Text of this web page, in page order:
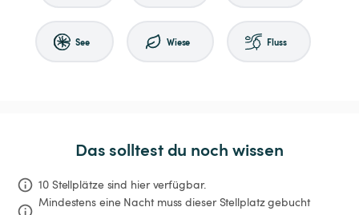
See Wiese Fluss
Das solltest du noch wissen
10 Stellplätze sind hier verfügbar.
Mindestens eine Nacht muss dieser Stellplatz gebucht